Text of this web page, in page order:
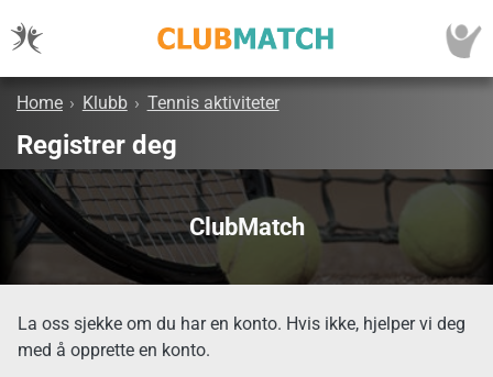
Home › Klubb › Tennis aktiviteter
Registrer deg
ClubMatch
La oss sjekke om du har en konto. Hvis ikke, hjelper vi deg
med å opprette en konto.